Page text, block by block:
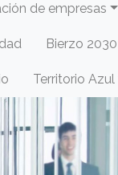
de empresas
Bierzo 2030
Territorio Azul